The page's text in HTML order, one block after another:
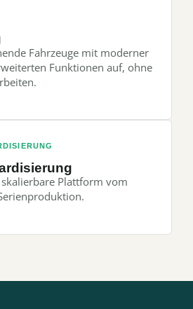
Fahrzeuge mit moderner
Funktionen auf, ohne
skalierbare Plattform vom